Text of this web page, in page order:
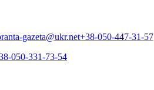
gazeta@ukr.net+38-050-447-31-57
050-331-73-54